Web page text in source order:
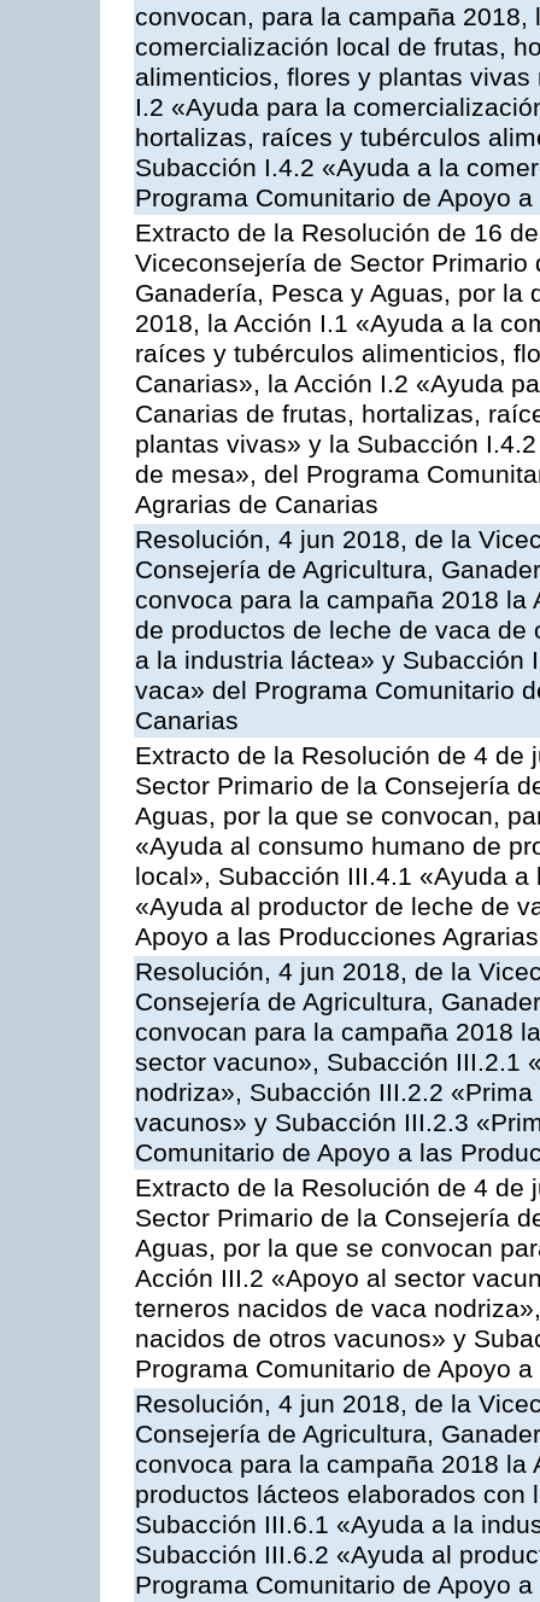
convocan, para la campaña 2018,
comercialización local de frutas,
alimenticios, flores y plantas
I.2 «Ayuda para la
hortalizas, raíces y tubérculos
Subacción I.4.2 «Ayuda a la
Programa Comunitario de Apoyo
Extracto de la Resolución de 16
Viceconsejería de Sector
Ganadería, Pesca y Aguas, por la
2018, la Acción I.1 «Ayuda a la
raíces y tubérculos alimenticios,
Canarias», la Acción I.2 «Ayuda
Canarias de frutas, hortalizas,
plantas vivas» y la Subacción
de mesa», del Programa
Agrarias de Canarias
Resolución, 4 jun 2018, de la
Consejería de Agricultura,
convoca para la campaña 2018
de productos de leche de vaca
a la industria láctea» y Subacción
vaca» del Programa Comunitario
Canarias
Extracto de la Resolución de 4
Sector Primario de la Consejería
Aguas, por la que se convocan,
«Ayuda al consumo humano de
local», Subacción III.4.1 «Ayuda
«Ayuda al productor de leche de
Apoyo a las Producciones
Resolución, 4 jun 2018, de la
Consejería de Agricultura,
convocan para la campaña 2018
sector vacuno», Subacción III.2.1
nodriza», Subacción III.2.2
vacunos» y Subacción III.2.3
Comunitario de Apoyo a las
Extracto de la Resolución de 4
Sector Primario de la Consejería
Aguas, por la que se convocan
Acción III.2 «Apoyo al sector
terneros nacidos de vaca
nacidos de otros vacunos» y
Programa Comunitario de Apoyo
Resolución, 4 jun 2018, de la
Consejería de Agricultura,
convoca para la campaña 2018
productos lácteos elaborados
Subacción III.6.1 «Ayuda a la
Subacción III.6.2 «Ayuda al
Programa Comunitario de Apoyo